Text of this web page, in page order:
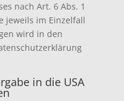
nach Art. 6 Abs. 1
jeweils im Einzelfall
wird in den
in die USA